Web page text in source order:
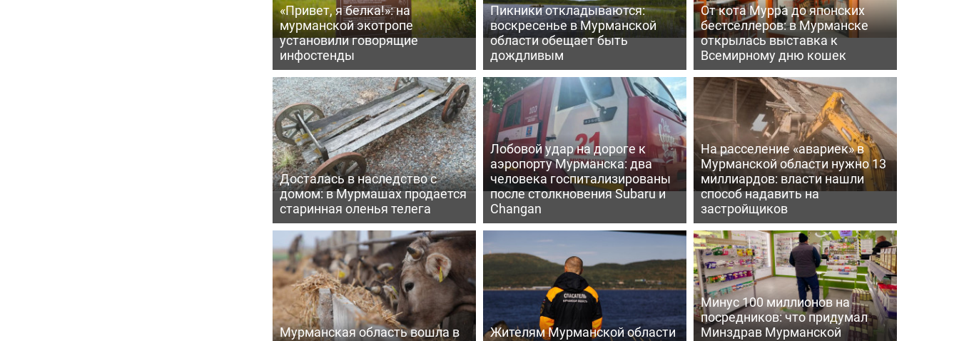
«Привет, я белка!»: на
мурманской экотропе
установили говорящие
инфостенды
Пикники откладываются:
воскресенье в Мурманской
области обещает быть
дождливым
От кота Мурра до японских
бестселлеров: в Мурманске
открылась выставка к
Всемирному дню кошек
Досталась в наследство с
домом: в Мурмашах продается
старинная оленья телега
Лобовой удар на дороге к
аэропорту Мурманска: два
человека госпитализированы
после столкновения Subaru и
Changan
На расселение «авариек» в
Мурманской области нужно 13
миллиардов: власти нашли
способ надавить на
застройщиков
Мурманская область вошла в
Жителям Мурманской области
Минус 100 миллионов на
посредников: что придумал
Минздрав Мурманской